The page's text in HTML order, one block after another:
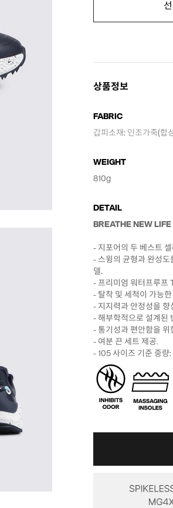
상품정보
FABRIC
갑피소재: 인조가죽(합
WEIGHT
810g
DETAIL
BREATHE NEW
- 지포어의 두 베스트
- 스윙의 균형과 완성도
델.
- 프리미엄 워터프루프
- 탈착 및 세척이 가능
- 지지력과 안정성을 향
- 해부학적으로 설계된
- 통기성과 편안함을 위
- 여분 끈 세트 제공.
- 105 사이즈 기준 중량